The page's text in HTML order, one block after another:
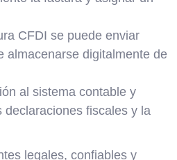
CFDI se puede enviar
almacenarse digitalmente de
al sistema contable y
fiscales y la
legales, confiables y